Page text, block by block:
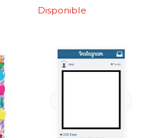
Disponible